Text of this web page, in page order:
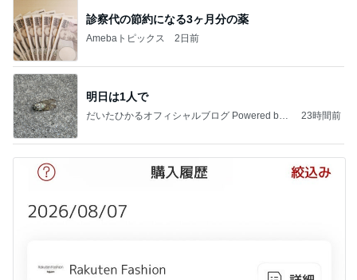
診察代の節約になる3ヶ月分の薬
Amebaトピックス 2日前
明日は1人で
だいたひかるオフィシャルブログ Powered by
23時間前